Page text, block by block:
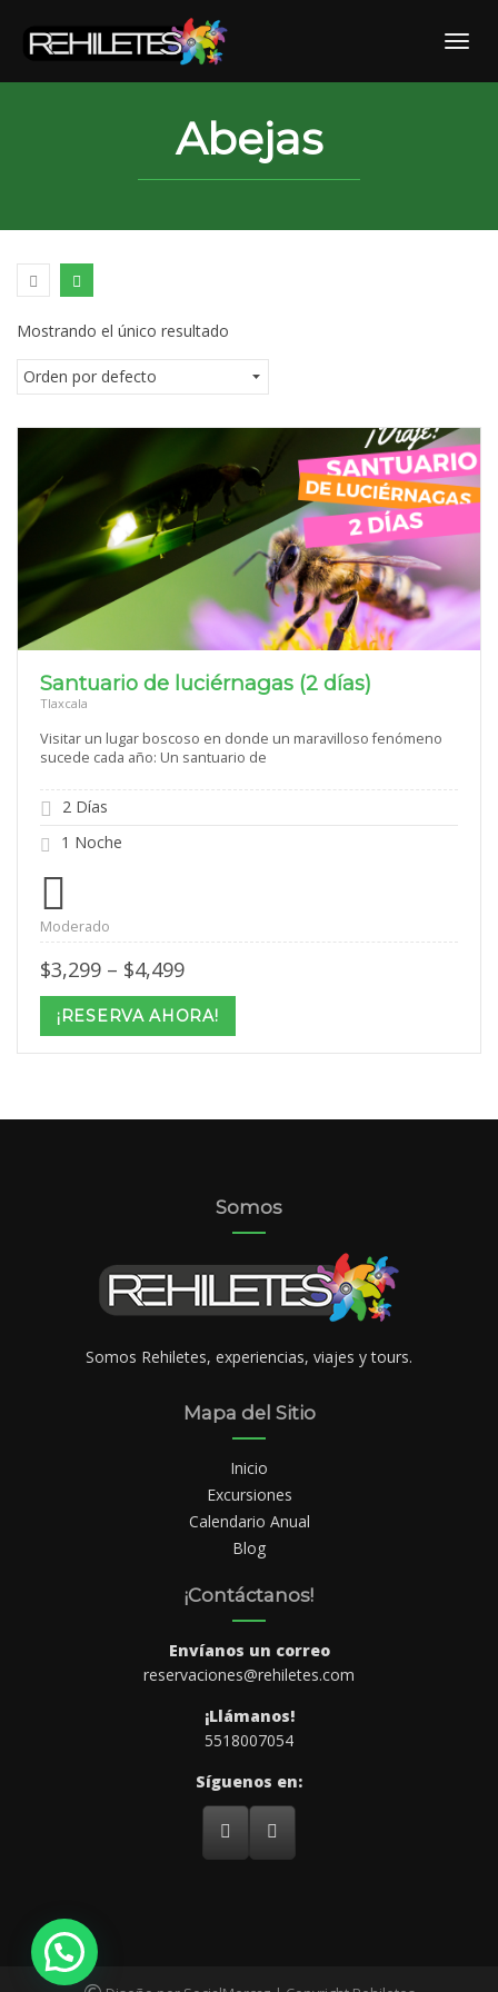
content
Abejas
Mostrando el único resultado
Santuario de luciérnagas (2 días)
Tlaxcala
Visitar un lugar boscoso en donde un maravilloso fenómeno
sucede cada año: Un santuario de
2 Días
1 Noche
Moderado
$3,299 – $4,499Price
$3,299
through
$4,499
¡RESERVA AHORA!
Somos
Somos Rehiletes, experiencias, viajes y tours.
Mapa del Sitio
Inicio
Excursiones
Calendario Anual
Blog
¡Contáctanos!
Envíanos un correo
reservaciones@rehiletes.com
¡Llámanos!
5518007054
Síguenos en: